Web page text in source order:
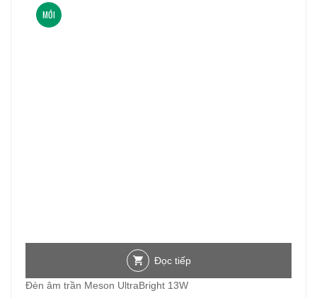
MỚI
Đọc tiếp
Đèn âm trần Meson UltraBright 13W